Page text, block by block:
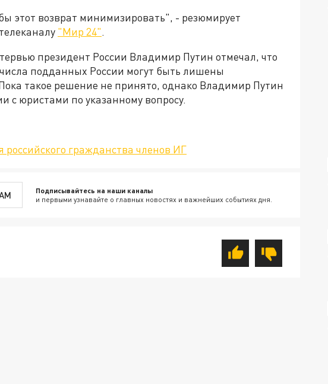
этот возврат минимизировать", - резюмирует
"Мир 24".
президент России Владимир Путин отмечал, что
подданных России могут быть лишены
такое решение не принято, однако Владимир Путин
с юристами по указанному вопросу.
гражданства членов ИГ
Подписывайтесь на наши каналы
и первыми узнавайте о главных новостях и важнейших событиях дня.